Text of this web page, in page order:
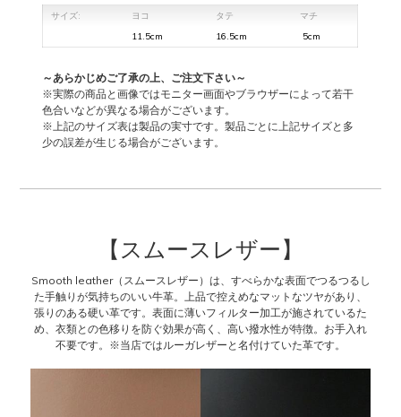
サイズ: ヨコ タテ
マチ
11.5cm
16.5cm 5cm
～あらかじめご了承の上、ご注文下さい～
※実際の商品と画像ではモニター画面やブラウザーによって若干
色合いなどが異なる場合がございます。
※上記のサイズ表は製品の実寸です。製品ごとに上記サイズと多
少の誤差が生じる場合がございます。
【スムースレザー】
Smooth leather（スムースレザー）は、すべらかな表面でつるつるし
た手触りが気持ちのいい牛革。上品で控えめなマットなツヤがあり、
張りのある硬い革です。表面に薄いフィルター加工が施されているた
め、衣類との色移りを防ぐ効果が高く、高い撥水性が特徴。お手入れ
不要です。※当店ではルーガレザーと名付けていた革です。